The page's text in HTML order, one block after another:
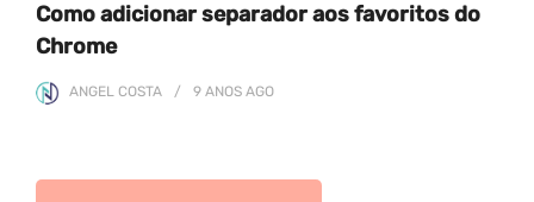
Como adicionar separador aos favoritos do
Chrome
ANGEL COSTA 9 ANOS AGO